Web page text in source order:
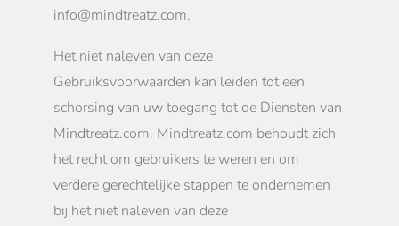
info@mindtreatz.com.
Het niet naleven van deze
Gebruiksvoorwaarden kan leiden tot een
schorsing van uw toegang tot de Diensten van
Mindtreatz.com. Mindtreatz.com behoudt zich
het recht om gebruikers te weren en om
verdere gerechtelijke stappen te ondernemen
bij het niet naleven van deze